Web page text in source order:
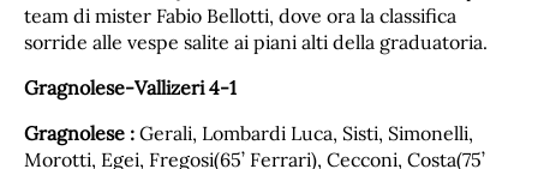
team di mister Fabio Bellotti, dove ora la classifica
sorride alle vespe salite ai piani alti della graduatoria.
Gragnolese-Vallizeri 4-1
Gragnolese : Gerali, Lombardi Luca, Sisti, Simonelli,
Morotti, Egei, Fregosi(65’ Ferrari), Cecconi, Costa(75’